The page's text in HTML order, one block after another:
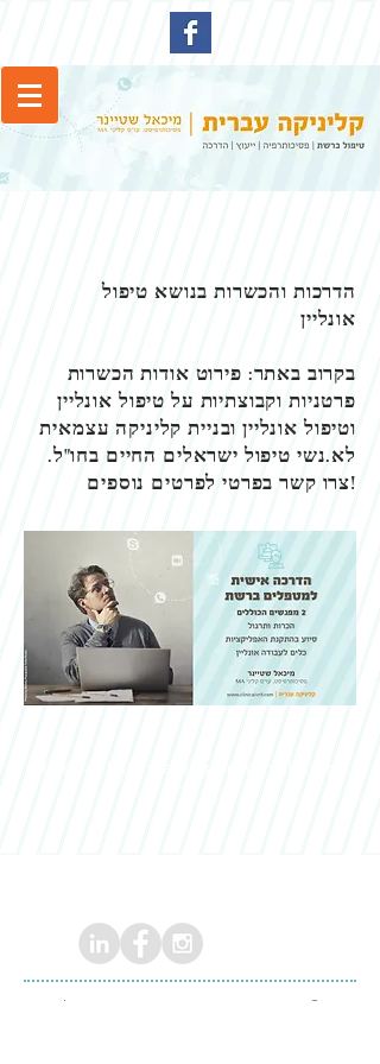
הדרכות והכשרות בנושא טיפול
אונליין
בקרוב באתר: פירוט אודות הכשרות
פרטניות וקבוצתיות על טיפול אונליין
וטיפול אונליין ובניית קליניקה עצמאית
לא.נשי טיפול ישראלים החיים בחו"ל.
צרו קשר בפרטי לפרטים נוספים!
© כל הזכויות שמורות למיכאל שטיינר |